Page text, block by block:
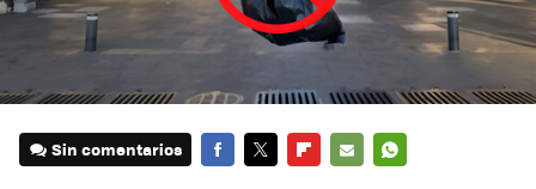
Sin comentarios